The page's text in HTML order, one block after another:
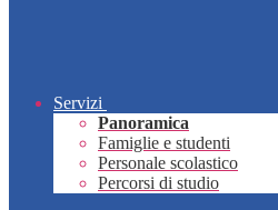
Servizi
Panoramica
Famiglie e studenti
Personale scolastico
Percorsi di studio